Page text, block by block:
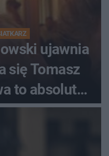
ujawnia
się Tomasz
to absolutny